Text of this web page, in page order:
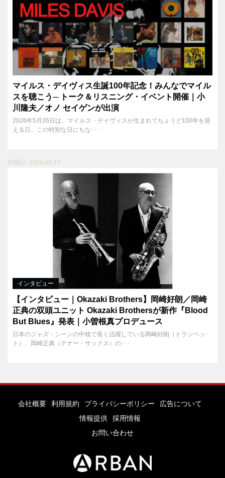
マイルス・デイヴィス生誕100年記念！みんなでマイル
スを聴こう─ トーク＆リスニング・イベント開催｜小
川隆夫／オノ セイゲンが出演
2026年5月26日は、マイルス・デイヴィスが生まれてちょうど100年を迎
える日。この特別な日にちな･･･
投稿日 : 2026.03.27
インタビュー
【インタビュー｜Okazaki Brothers】岡崎好朗／岡崎
正典の双頭ユニット Okazaki Brothersが新作『Blood
But Blues』発表｜小曽根真プロデュース
日本のジャズ・シーンの中核で長く活躍している岡崎好朗（トランペッ
ト）、岡崎正典（テナー・サックス）の･･･
会社概要 利用規約 プライバシーポリシー
広告について
情報提供
採用情報
お問い合わせ